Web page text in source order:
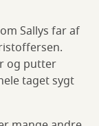
Sallys far af
og putter
taget sygt